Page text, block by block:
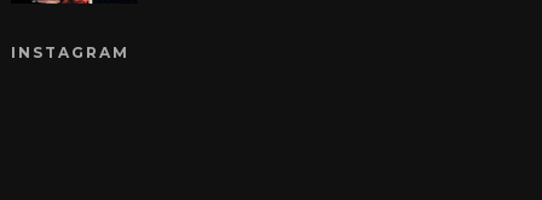
INSTAGRAM